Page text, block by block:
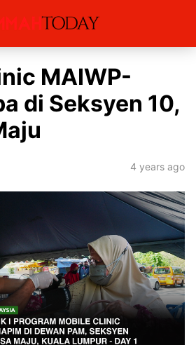
MAIWP-
di Seksyen 10,
4 years ago